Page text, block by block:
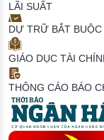
LÃI SUẤT
DỰ TRỮ BẮT BUỘC
GIÁO DỤC TÀI
THÔNG CÁO BÁO